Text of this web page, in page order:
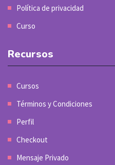
Política de privacidad
Curso
Recursos
Cursos
Términos y Condiciones
Perfil
Checkout
Mensaje Privado